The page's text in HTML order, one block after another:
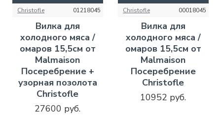
Christofle 01218045
Вилка для
холодного мяса /
омаров 15,5см от
Malmaison
Посеребрение +
узорная позолота
Christofle
27600 руб.
Christofle 00018045
Вилка для
холодного мяса /
омаров 15,5см от
Malmaison
Посеребрение
Christofle
10952 руб.